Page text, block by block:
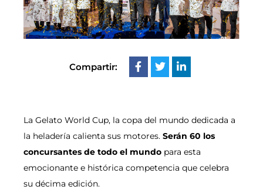
Compartir:
La Gelato World Cup, la copa del mundo dedicada a
la heladería calienta sus motores. Serán 60 los
concursantes de todo el mundo para esta
emocionante e histórica competencia que celebra
su décima edición.